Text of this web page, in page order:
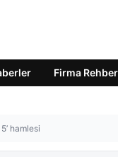
Firma
hamlesi